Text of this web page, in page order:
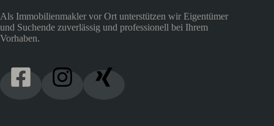
Als Immobilienmakler vor Ort unterstützen wir Eigentümer
und Suchende zuverlässig und professionell bei Ihrem
Vorhaben.